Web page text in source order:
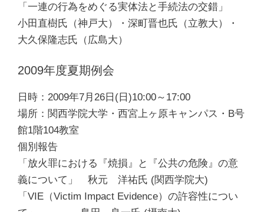
「一連の行為をめぐる実体法と手続法の交錯」
小田直樹氏（神戸大）・深町晋也氏（立教大）・
大久保隆志氏（広島大）
2009年度夏期例会
日時：2009年7月26日(日)10:00～17:00
場所：関西学院大学・西宮上ヶ原キャンパス・B号
館1階104教室
個別報告
「放火罪における『焼損』と『公共の危険』の意
義について」 秋元 洋祐氏 (関西学院大)
「VIE（Victim Impact Evidence）の許容性につい